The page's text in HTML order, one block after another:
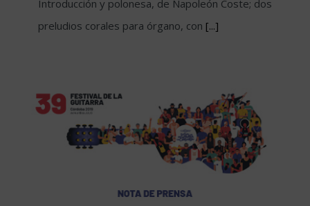
Introducción y polonesa, de Napoleón Coste; dos
preludios corales para órgano, con [...]